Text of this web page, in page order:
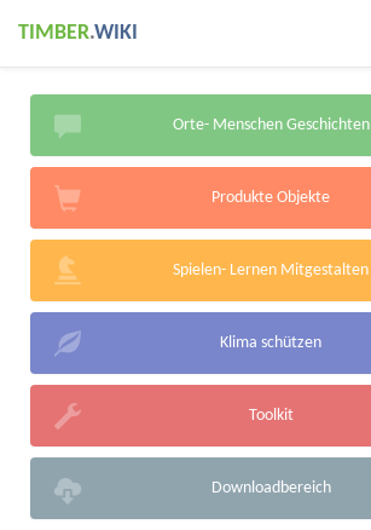
TIMBER.WIKI
Orte- Menschen Geschichten
Produkte Objekte
Spielen- Lernen Mitgestalten
Klima schützen
Toolkit
Downloadbereich